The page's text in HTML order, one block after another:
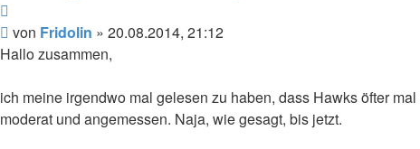
Beitrag
von Fridolin » 20.08.2014, 21:12
Hallo zusammen,
ich meine irgendwo mal gelesen zu haben, dass Hawks öfter
moderat und angemessen. Naja, wie gesagt, bis jetzt.